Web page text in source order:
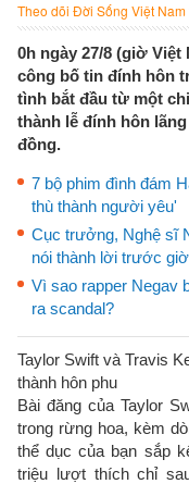
Theo dõi Đời Sống Việt Nam
0h ngày 27/8 (giờ Việt
công bố tin đính hôn
tình bắt đầu từ một
thành lễ đính hôn
đồng.
7 bộ phim đình đám
thù thành người yêu'
Cục trưởng, Nghệ sĩ
nói thành lời trước
Vì sao rapper Negav
ra scandal?
Taylor Swift và Travis
thành hôn phu
Bài đăng của Taylor
trong rừng hoa, kèm
thể dục của bạn sắp
triệu lượt thích chỉ